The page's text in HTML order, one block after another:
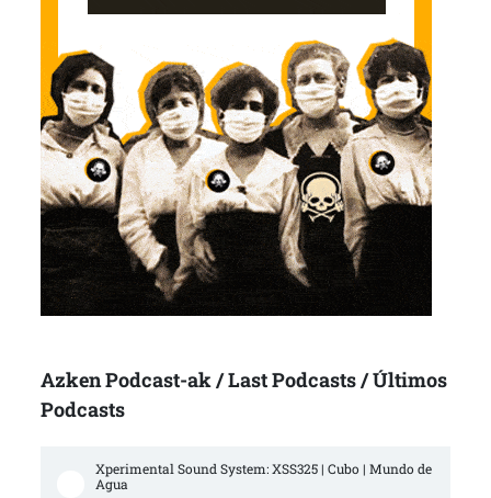
Azken Podcast-ak / Last Podcasts / Últimos
Podcasts
Xperimental Sound System: XSS325 | Cubo | Mundo de
Agua